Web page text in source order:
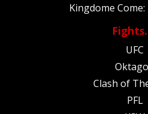
Kingdome
UFC
Clash of
PFL